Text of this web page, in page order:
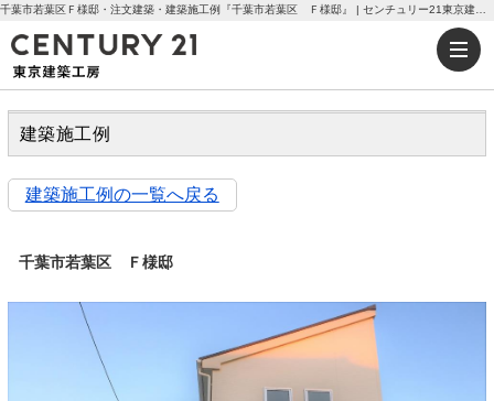
建築施工例
建築施工例の一覧へ戻る
千葉市若葉区 Ｆ様邸